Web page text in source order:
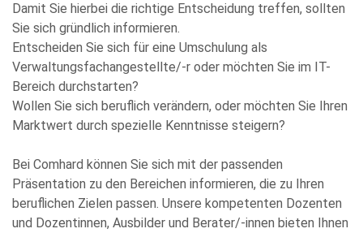
Damit Sie hierbei die richtige Entscheidung treffen, sollten
Sie sich gründlich informieren.
Entscheiden Sie sich für eine Umschulung als
Verwaltungsfachangestellte/-r oder möchten Sie im IT-
Bereich durchstarten?
Wollen Sie sich beruflich verändern, oder möchten Sie Ihren
Marktwert durch spezielle Kenntnisse steigern?
Bei Comhard können Sie sich mit der passenden
Präsentation zu den Bereichen informieren, die zu Ihren
beruflichen Zielen passen. Unsere kompetenten Dozenten
und Dozentinnen, Ausbilder und Berater/-innen bieten Ihnen
füllen
Sie
alle
Pflichtfelder